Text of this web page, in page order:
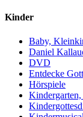
Kinder
Baby,
Daniel
DVD
Entdecke
Hörspiele